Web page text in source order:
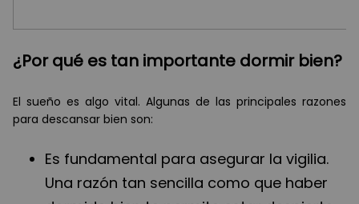
¿Por qué es tan importante dormir bien?
El sueño es algo vital. Algunas de las principales razones
para descansar bien son:
Es fundamental para asegurar la vigilia.
Una razón tan sencilla como que haber